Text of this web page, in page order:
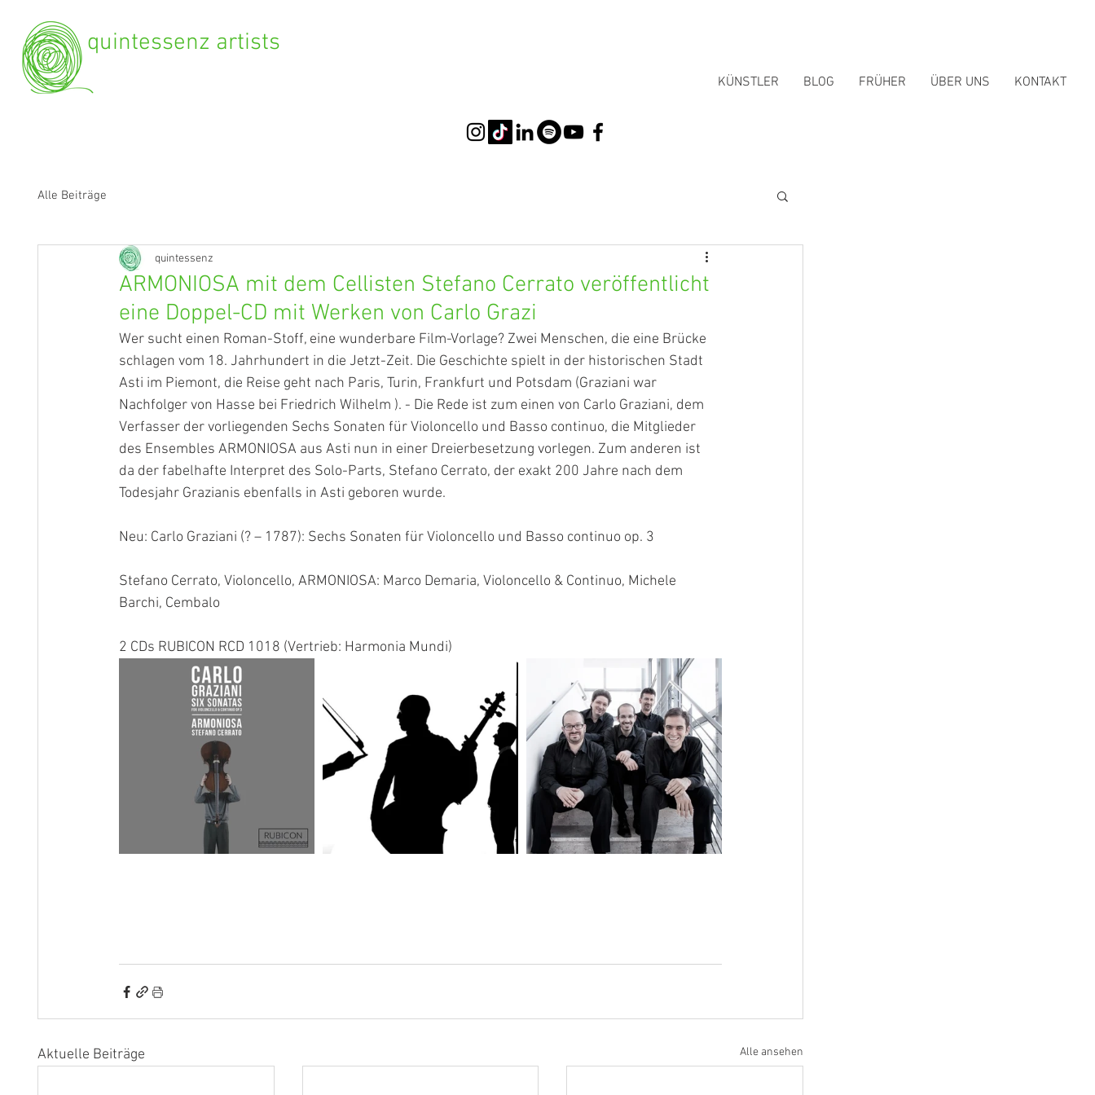
quintessenz artists
KÜNSTLER BLOG FRÜHER ÜBER UNS KONTAKT
Alle Beiträge
ARMONIOSA mit dem Cellisten Stefano Cerrato veröffentlicht
eine Doppel-CD mit Werken von Carlo Grazi
quintessenz
Wer sucht einen Roman-Stoff, eine wunderbare Film-Vorlage? Zwei Menschen, die eine Brücke
schlagen vom 18. Jahrhundert in die Jetzt-Zeit. Die Geschichte spielt in der historischen Stadt
Asti im Piemont, die Reise geht nach Paris, Turin, Frankfurt und Potsdam (Graziani war
Nachfolger von Hasse bei Friedrich Wilhelm ). - Die Rede ist zum einen von Carlo Graziani, dem
Verfasser der vorliegenden Sechs Sonaten für Violoncello und Basso continuo, die Mitglieder
des Ensembles ARMONIOSA aus Asti nun in einer Dreierbesetzung vorlegen. Zum anderen ist
da der fabelhafte Interpret des Solo-Parts, Stefano Cerrato, der exakt 200 Jahre nach dem
Todesjahr Grazianis ebenfalls in Asti geboren wurde.
Neu: Carlo Graziani (? – 1787): Sechs Sonaten für Violoncello und Basso continuo op. 3
Stefano Cerrato, Violoncello, ARMONIOSA: Marco Demaria, Violoncello & Continuo, Michele
Barchi, Cembalo
2 CDs RUBICON RCD 1018 (Vertrieb: Harmonia Mundi)
Aktuelle Beiträge Alle ansehen